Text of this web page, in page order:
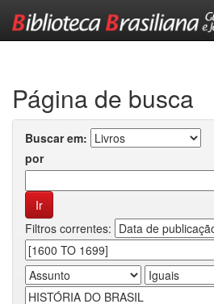
Página de busca
Buscar em:
por
Filtros correntes: